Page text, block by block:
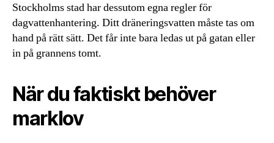
Stockholms stad har dessutom egna regler för
dagvattenhantering. Ditt dräneringsvatten måste tas om
hand på rätt sätt. Det får inte bara ledas ut på gatan eller
in på grannens tomt.
När du faktiskt behöver
marklov